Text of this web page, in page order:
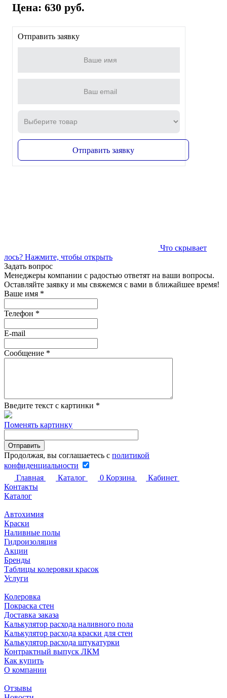
Цена: 630 руб.
Отправить заявку
Отправить заявку
Что скрывает
лось? Нажмите, чтобы открыть
Задать вопрос
Менеджеры компании с радостью ответят на ваши вопросы.
Оставляйте заявку и мы свяжемся с вами в ближайшее время!
Ваше имя *
Телефон *
E-mail
Сообщение *
Введите текст с картинки *
Поменять картинку
Продолжая, вы соглашаетесь с политикой
конфиденциальности
Главная
Каталог 0 Корзина
Кабинет
Контакты
Каталог
Автохимия
Краски
Наливные полы
Гидроизоляция
Акции
Бренды
Таблицы колеровки красок
Услуги
Колеровка
Покраска стен
Доставка заказа
Калькулятор расхода наливного пола
Калькулятор расхода краски для стен
Калькулятор расхода штукатурки
Контрактный выпуск ЛКМ
Как купить
О компании
Отзывы